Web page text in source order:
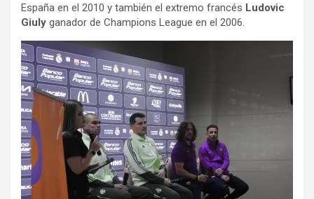
España en el 2010 y también el extremo francés Ludovic
Giuly ganador de Champions League en el 2006.